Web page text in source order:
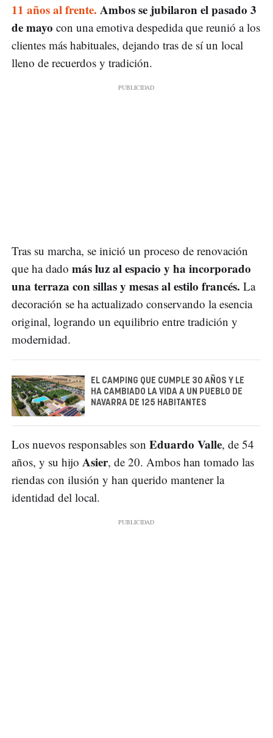
11 años al frente. Ambos se jubilaron el pasado 3
de mayo con una emotiva despedida que reunió a los
clientes más habituales, dejando tras de sí un local
lleno de recuerdos y tradición.
Tras su marcha, se inició un proceso de renovación
que ha dado más luz al espacio y ha incorporado
una terraza con sillas y mesas al estilo francés. La
decoración se ha actualizado conservando la esencia
original, logrando un equilibrio entre tradición y
modernidad.
EL CAMPING QUE CUMPLE 30 AÑOS Y LE
HA CAMBIADO LA VIDA A UN PUEBLO DE
NAVARRA DE 125 HABITANTES
Los nuevos responsables son Eduardo Valle, de 54
años, y su hijo Asier, de 20. Ambos han tomado las
riendas con ilusión y han querido mantener la
identidad del local.